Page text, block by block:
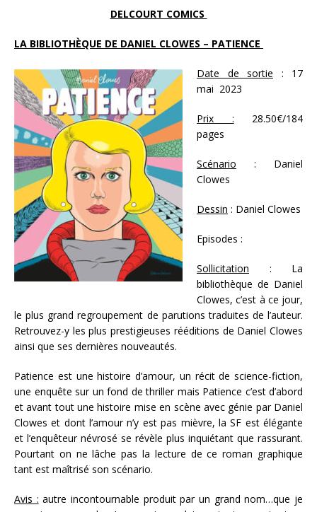
DELCOURT COMICS
LA BIBLIOTHÈQUE DE DANIEL CLOWES – PATIENCE
Date de sortie : 17
mai 2023
Prix : 28.50€/184
pages
Scénario : Daniel
Clowes
Dessin : Daniel Clowes
Episodes :
Sollicitation : La
bibliothèque de Daniel
Clowes, c’est à ce jour,
le plus grand regroupement de parutions traduites de l’auteur.
Retrouvez-y les plus prestigieuses rééditions de Daniel Clowes
ainsi que ses dernières nouveautés.
Patience est une histoire d’amour, un récit de science-fiction,
une enquête sur un fond de thriller mais Patience c’est d’abord
et avant tout une histoire mise en scène avec génie par Daniel
Clowes et dont l’amour n’y est pas mièvre, la SF est élégante
et l’enquêteur névrosé se révèle plus inquiétant que rassurant.
Pourtant on ne lâche pas la lecture de ce roman graphique
tant est maîtrisé son scénario.
Avis : autre incontournable produit par un grand nom…que je